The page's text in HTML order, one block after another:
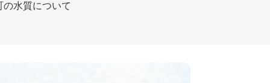
の水質について